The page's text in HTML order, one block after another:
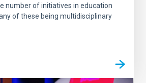
number of initiatives in education
of these being multidisciplinary